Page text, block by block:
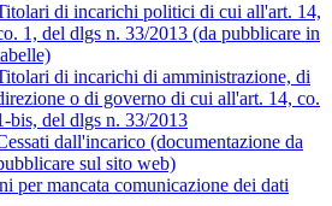
di incarichi politici di cui all'art. 14,
1, del dlgs n. 33/2013 (da pubblicare in
di incarichi di amministrazione, di
o di governo di cui all'art. 14, co.
bis, del dlgs n. 33/2013
dall'incarico (documentazione da
sul sito web)
per mancata comunicazione dei dati